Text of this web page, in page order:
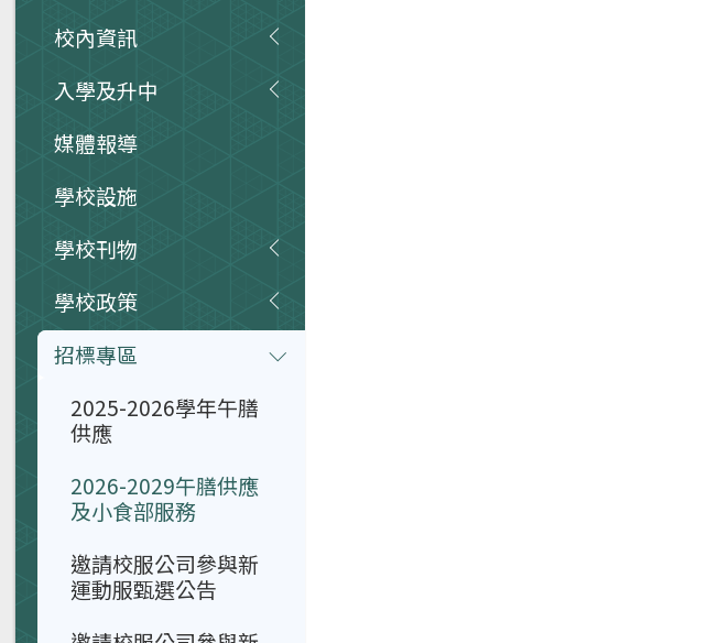
校內資訊
入學及升中
媒體報導
學校設施
學校刊物
學校政策
招標專區
2025-2026學年午膳
供應
2026-2029午膳供應
及小食部服務
邀請校服公司參與新
運動服甄選公告